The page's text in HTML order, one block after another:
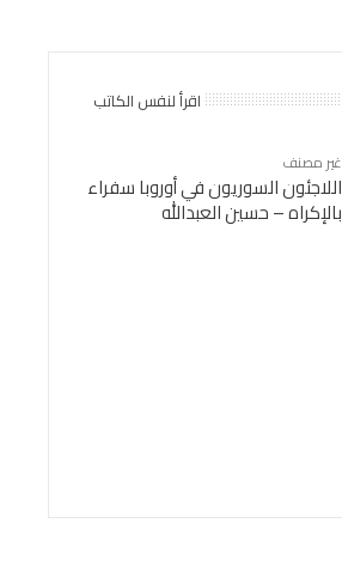
اقرأ لنفس الكاتب
غير مصنف
اللاجئون السوريون في أوروبا سفراء
بالإكراه – حسين العبدالله